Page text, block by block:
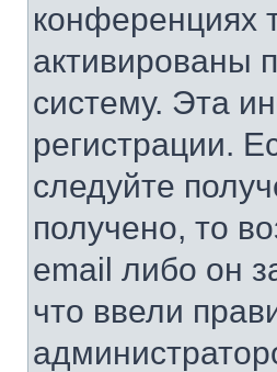
конференциях
активированы
систему. Эта
регистрации.
следуйте
получено, то
email либо он
что ввели